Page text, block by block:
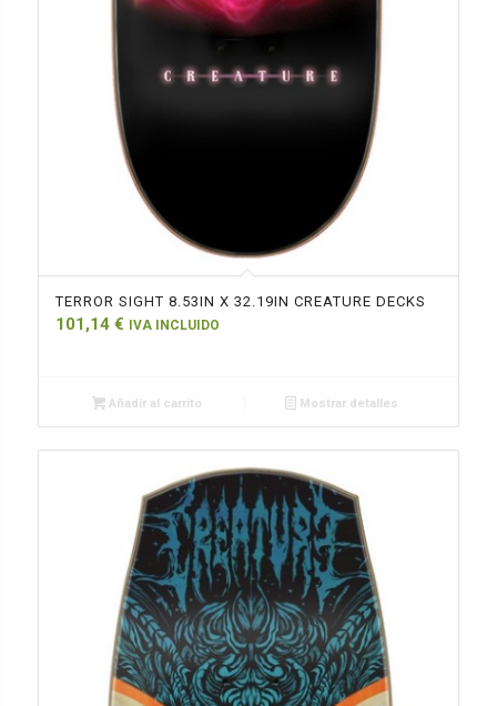
TERROR SIGHT 8.53IN X 32.19IN CREATURE DECKS
101,14 € IVA INCLUIDO
Añadir al carrito Mostrar detalles